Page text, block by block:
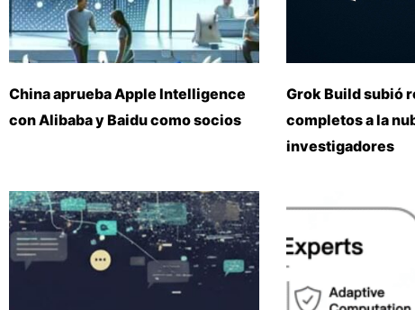
China aprueba Apple Intelligence
con Alibaba y Baidu como socios
Grok Build subió
completos a la
investigadores